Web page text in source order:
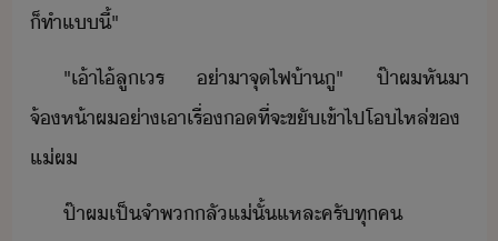
็​ทำ​แี้​"
"​เ้า​ไ้​ลู​เร​ ​่า​า​จุไฟ​้า​ู​"​ ป​๊า​ผ​หัา​
จ้ห้า​ผ​่า​เาเรื่​​ที่จะ​ขั​เข้าไป​โ​ไหล่​ข​
แ่​ผ
ป​๊า​ผ​เป็​จำพ​ลั​แ่ั​้​แหละ​ครั​ทุค